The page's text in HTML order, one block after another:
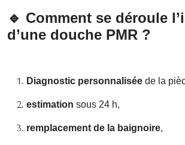
🔹 Comment se déroule
d’une douche PMR ?
Diagnostic personnalisée de la
estimation sous 24 h,
remplacement de la baignoire,